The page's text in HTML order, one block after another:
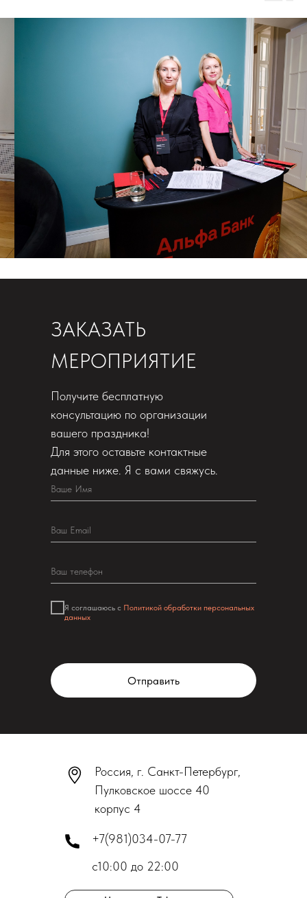
Я соглашаюсь с Политикой обработки персональных
данных
Отправить
ЗАКАЗАТЬ
МЕРОПРИЯТИЕ
Получите бесплатную
консультацию по организации
вашего праздника!
Для этого оставьте контактные
данные ниже. Я с вами свяжусь.
+7(981)034-07-77
с10:00 до 22:00
Россия, г. Санкт-Петербург,
Пулковское шоссе 40
корпус 4